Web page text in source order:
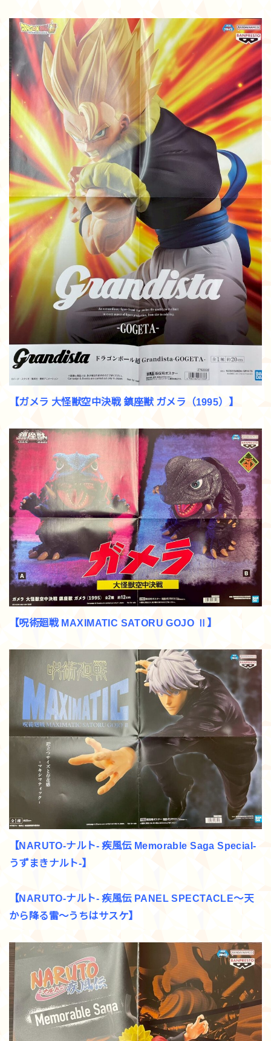
【ガメラ 大怪獣空中決戦 鎮座獣 ガメラ（1995）】
【呪術廻戦 MAXIMATIC SATORU GOJO Ⅱ】
【NARUTO-ナルト- 疾風伝 Memorable Saga Special-
うずまきナルト-】
【NARUTO-ナルト- 疾風伝 PANEL SPECTACLE～天
から降る雷～うちはサスケ】